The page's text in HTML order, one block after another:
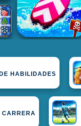
HABILIDADES
CARRERA